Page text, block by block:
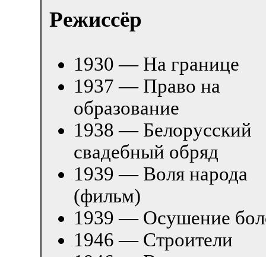
Режиссёр
1930 — На границе
1937 — Право на
образование
1938 — Белорусский
свадебный обряд
1939 — Воля народа
(фильм)
1939 — Осушение
1946 — Строители